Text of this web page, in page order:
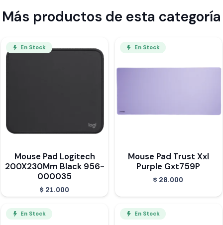
Más productos de esta categoría
En Stock
Mouse Pad Logitech
200X230Mm Black 956-
000035
$ 21.000
En Stock
Mouse Pad Trust Xxl
Purple Gxt759P
$ 28.000
En Stock En Stock